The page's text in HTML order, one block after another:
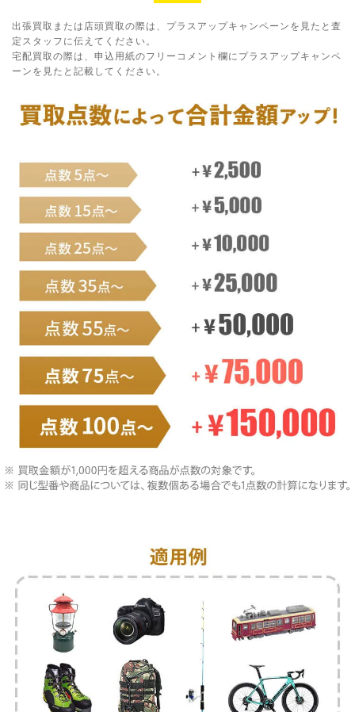
出張買取または店頭買取の際は、プラスアップキャンペーンを見たと査
定スタッフに伝えてください。
宅配買取の際は、申込用紙のフリーコメント欄にプラスアップキャンペ
ーンを見たと記載してください。